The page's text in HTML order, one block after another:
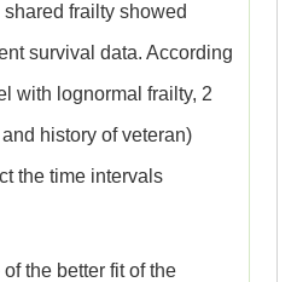
frailty showed
survival data. According
with lognormal frailty, 2
history of veteran)
the time intervals
the better fit of the